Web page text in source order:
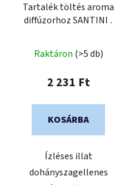
Tartalék töltés aroma
diffúzorhoz SANTINI -
termék
átlagos
5-
ből
csillag.
Raktáron (>5 db)
2 231 Ft
KOSÁRBA
Ízléses illat
dohányszagellenes